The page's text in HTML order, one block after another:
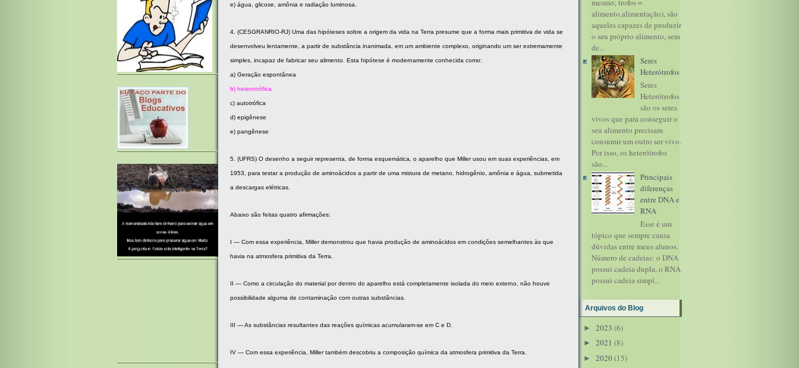
e) água, glicose, amônia e radiação luminosa.
4. (CESGRANRIO-RJ) Uma das hipóteses sobre a origem da vida na Terra presume que a forma mais primitiva de vida se
desenvolveu lentamente, a partir de substância inanimada, em um ambiente complexo, originando um ser extremamente
simples, incapaz de fabricar seu alimento. Esta hipótese é modernamente conhecida como:
a) Geração espontânea
b) heterotrófica
c) autotrófica
d) epigênese
e) pangênese
5. (UFRS) O desenho a seguir representa, de forma esquemática, o aparelho que Miller usou em suas experiências, em
1953, para testar a produção de aminoácidos a partir de uma mistura de metano, hidrogênio, amônia e água, submetida
a descargas elétricas.
Abaixo são feitas quatro afirmações:
I — Com essa experiência, Miller demonstrou que havia produção de aminoácidos em condições semelhantes às que
havia na atmosfera primitiva da Terra.
II — Como a circulação do material por dentro do aparelho está completamente isolada do meio externo, não houve
possibilidade alguma de contaminação com outras substâncias.
III — As substâncias resultantes das reações químicas acumularam-se em C e D.
IV — Com essa experiência, Miller também descobriu a composição química da atmosfera primitiva da Terra.
mesmo; trofos =
alimento,alimentação), são
aqueles capazes de produzir
o seu próprio alimento, sem
de...
Seres
Heterótrofos
Seres
Heterótrofos
são os seres
vivos que para conseguir o
seu alimento precisam
consumir um outro ser vivo.
Por isso, os heterótrofos
são...
Principais
diferenças
entre DNA e
RNA
Esse é um
tópico que sempre causa
dúvidas entre meus alunos.
Número de cadeias: o DNA
possui cadeia dupla, o RNA
possui cadeia simpl...
Arquivos do Blog
► 2023 (6)
► 2021 (8)
► 2020 (15)